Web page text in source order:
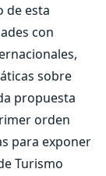
de esta
con
sobre
propuesta
orden
para exponer
Turismo